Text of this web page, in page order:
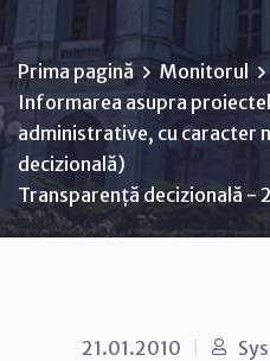
Prima pagină Monitorul
Informarea asupra
administrative, cu caracter
decizională)
Transparență decizională -
21.01.2010